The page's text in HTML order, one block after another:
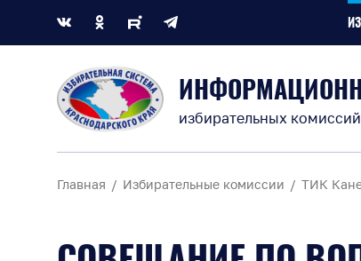
избирательных
Главная Избирательные комиссии ТИК